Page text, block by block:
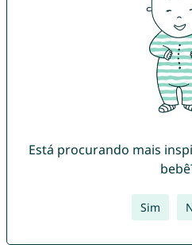
Está procurando mais
Sim